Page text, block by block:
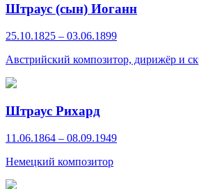
Штраус (сын) Иоганн
25.10.1825 – 03.06.1899
Австрийский композитор, дирижёр и
Штраус Рихард
11.06.1864 – 08.09.1949
Немецкий композитор